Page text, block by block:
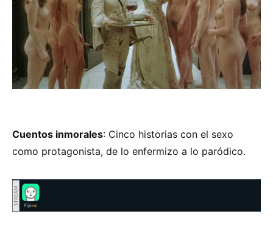
Cuentos inmorales: Cinco historias con el sexo
como protagonista, de lo enfermizo a lo paródico.